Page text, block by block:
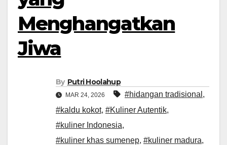
Menghangatkan
Jiwa
By Putri Hoolahup
MAR 24, 2026 #hidangan tradisional ,
#kaldu kokot, #Kuliner Autentik,
#kuliner Indonesia,
#kuliner khas sumenep, #kuliner madura,